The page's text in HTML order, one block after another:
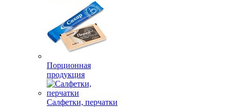
Порционная
продукция
Салфетки, перчатки